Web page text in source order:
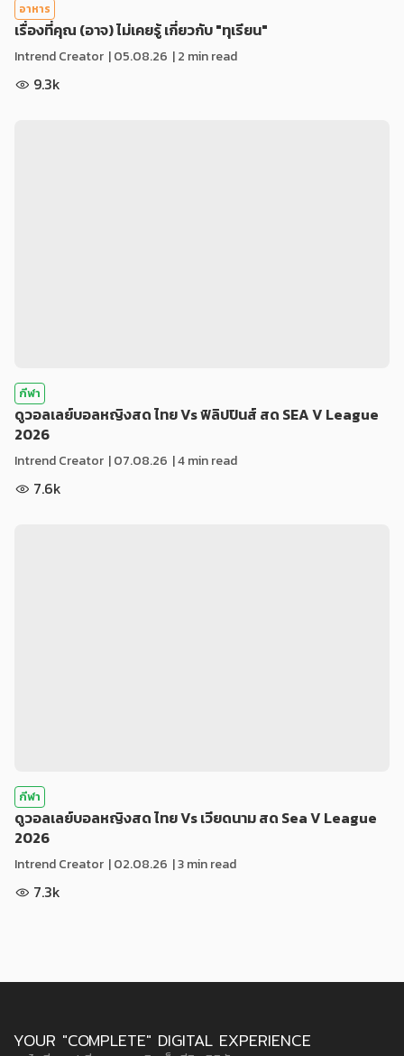
อาหาร
เรื่องที่คุณ (อาจ) ไม่เคยรู้ เกี่ยวกับ "ทุเรียน"
Intrend Creator |05.08.26 | 2 min read
9.3k
กีฬา
ดูวอลเลย์บอลหญิงสด ไทย Vs ฟิลิปปินส์ สด SEA V League
2026
Intrend Creator |07.08.26 | 4 min read
7.6k
กีฬา
ดูวอลเลย์บอลหญิงสด ไทย Vs เวียดนาม สด Sea V League
2026
Intrend Creator |02.08.26 | 3 min read
7.3k
YOUR "COMPLETE" DIGITAL EXPERIENCE